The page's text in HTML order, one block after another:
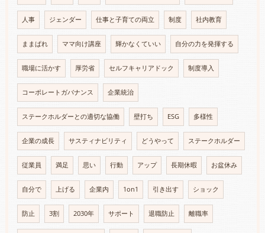
人事 ジェンダー 仕事と子育ての両立 制度 社内教育
ままぱれ ママ向け講座 輝かなくていい 自分の力を発揮する
職場に活かす 厚労省 セルフキャリアドック 制度導入
コーポレートガバナンス 企業統治
ステークホルダーとの適切な協働 壁打ち ESG 多様性
企業の成長 サスティナビリティ どうやって ステークホルダー
従業員 満足 思い 行動 アップ 長期休暇 お盆休み
自分で 上げる 企業内 1on1 引き出す ショック
防止 3割 2030年 サポート 退職防止 離職率